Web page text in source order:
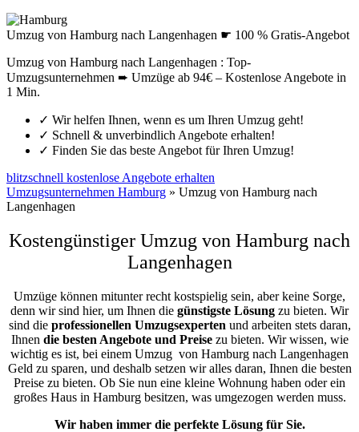
Umzug von Hamburg nach Langenhagen ☛ 100 % Gratis-Angebot
Umzug von Hamburg nach Langenhagen : Top-
Umzugsunternehmen ➨ Umzüge ab 94€ – Kostenlose Angebote in
1 Min.
✓ Wir helfen Ihnen, wenn es um Ihren Umzug geht!
✓ Schnell & unverbindlich Angebote erhalten!
✓ Finden Sie das beste Angebot für Ihren Umzug!
blitzschnell kostenlose Angebote erhalten
Umzugsunternehmen Hamburg » Umzug von Hamburg nach
Langenhagen
Kostengünstiger Umzug von Hamburg nach
Langenhagen
Umzüge können mitunter recht kostspielig sein, aber keine Sorge,
denn wir sind hier, um Ihnen die günstigste Lösung zu bieten. Wir
sind die professionellen Umzugsexperten und arbeiten stets daran,
Ihnen die besten Angebote und Preisezu bieten. Wir wissen, wie
wichtig es ist, bei einem Umzug von Hamburg nach Langenhagen
Geld zu sparen, und deshalb setzen wir alles daran, Ihnen die besten
Preise zu bieten. Ob Sie nun eine kleine Wohnung haben oder ein
großes Haus in Hamburg besitzen, was umgezogen werden muss.
Wir haben immer die perfekte Lösung für Sie.